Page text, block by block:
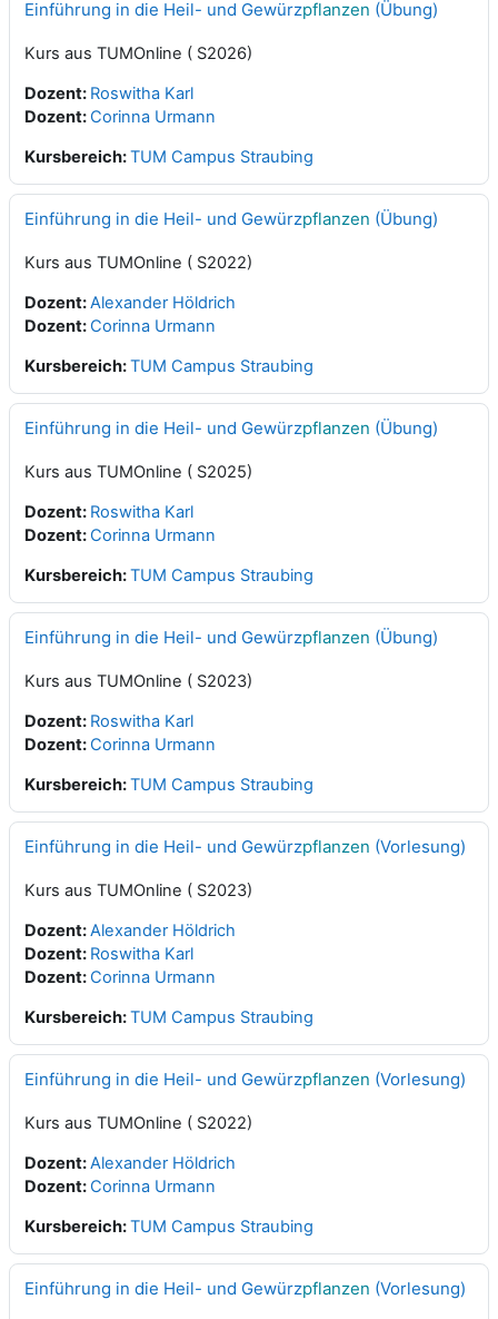
Einführung in die Heil- und Gewürzpflanzen (Übung)
Kurs aus TUMOnline ( S2026)
Dozent: Roswitha Karl
Dozent:Corinna Urmann
Kursbereich:TUM Campus Straubing
Einführung in die Heil- und Gewürzpflanzen (Übung)
Kurs aus TUMOnline ( S2022)
Dozent:Alexander Höldrich
Dozent:Corinna Urmann
Kursbereich:TUM Campus Straubing
Einführung in die Heil- und Gewürzpflanzen (Übung)
Kurs aus TUMOnline ( S2025)
Dozent: Roswitha Karl
Dozent:Corinna Urmann
Kursbereich:TUM Campus Straubing
Einführung in die Heil- und Gewürzpflanzen (Übung)
Kurs aus TUMOnline ( S2023)
Dozent: Roswitha Karl
Dozent:Corinna Urmann
Kursbereich:TUM Campus Straubing
Einführung in die Heil- und Gewürzpflanzen (Vorlesung)
Kurs aus TUMOnline ( S2023)
Dozent:Alexander Höldrich
Dozent: Roswitha Karl
Dozent:Corinna Urmann
Kursbereich:TUM Campus Straubing
Einführung in die Heil- und Gewürzpflanzen (Vorlesung)
Kurs aus TUMOnline ( S2022)
Dozent:Alexander Höldrich
Dozent:Corinna Urmann
Kursbereich:TUM Campus Straubing
Einführung in die Heil- und Gewürzpflanzen (Vorlesung)